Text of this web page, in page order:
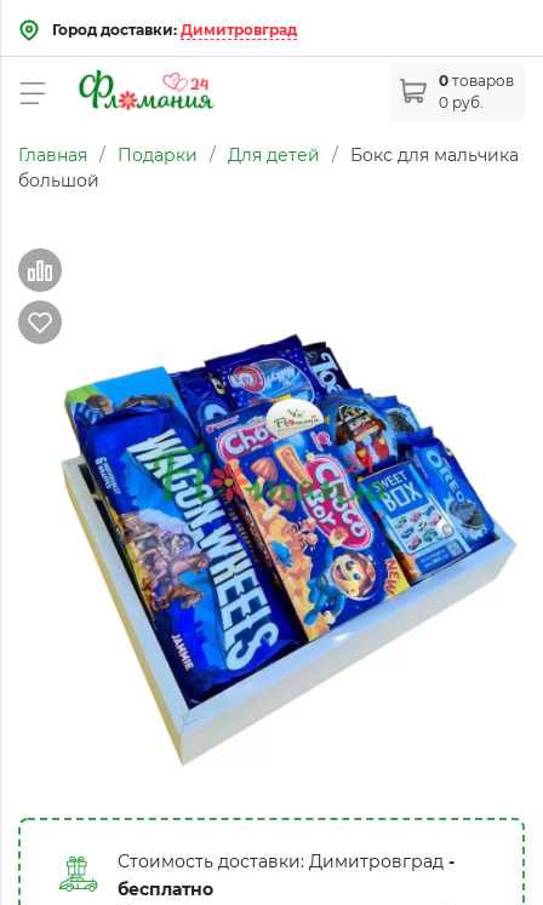
Город доставки: Димитровград
0 товаров
0 руб.
Главная / Подарки / Для детей /
Бокс для мальчика
большой
Стоимость доставки: Димитровград -
бесплатно